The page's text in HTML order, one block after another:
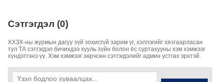
Сэтгэгдэл (0)
ХХЗХ-ны журмын дагуу зүй зохисгүй зарим үг, хэллэгийг хязгаарласан
тул ТА сэтгэгдэл бичихдээ хууль зүйн болон ёс суртахууны хэм хэмжээг
хүндэтгэнэ үү. Хэм хэмжээг зөрчсөн сэтгэгдэлийг админ устгах эрхтэй.